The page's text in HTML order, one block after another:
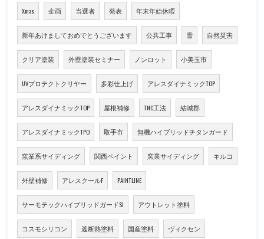
Xmas 企画 当選者 発表 年末年始休暇
新年あけましておめでとうございます 公共工事 雪 自然災害
クリア塗装 外壁塗装セミナー ノンロット 小美玉市
UVプロテクトクリヤー 多彩仕上げ アレスダイナミックTOP
アレスダイナミックTOP 屋根補修 TNC工法 結城郡
アレスダイナミックTPO 取手市 無機ハイブリッドチタンガード
窯業系サイディング 関西ペイント 窯業サイディング キルコ
外壁補修 アレスクールF PAINTLINE
サーモテックハイブリッドガードSI アウトレット塗料
コスモシリコン 遮断熱塗料 国産塗料 ヴィクセン